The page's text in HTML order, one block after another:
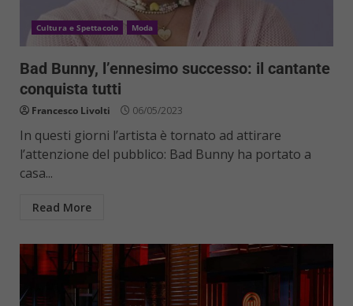
Cultura e Spettacolo Moda
Bad Bunny, l’ennesimo successo: il cantante
conquista tutti
Francesco Livolti 06/05/2023
In questi giorni l’artista è tornato ad attirare
l’attenzione del pubblico: Bad Bunny ha portato a
casa...
Read More